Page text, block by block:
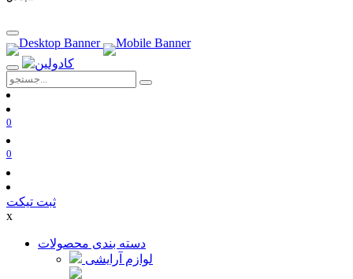
0
0
ثبت تیکت
x
دسته بندی محصولات
لوازم آرایشی